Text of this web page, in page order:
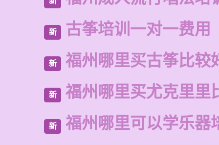
新 古筝培训一对一费用
新 福州哪里买古筝比较
新 福州哪里买尤克里里
新 福州哪里可以学乐器